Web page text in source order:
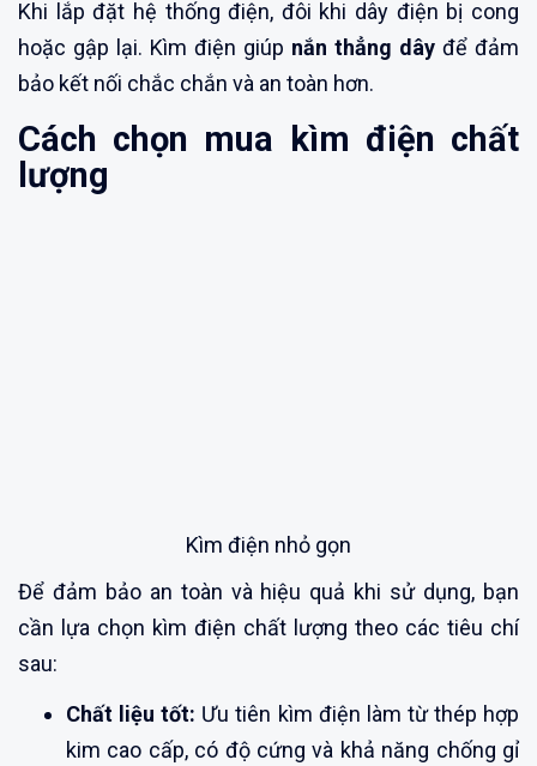
Khi lắp đặt hệ thống điện, đôi khi dây điện bị cong
hoặc gập lại. Kìm điện giúp nắn thẳng dây để đảm
bảo kết nối chắc chắn và an toàn hơn.
Cách chọn mua kìm điện chất
lượng
Kìm điện nhỏ gọn
Để đảm bảo an toàn và hiệu quả khi sử dụng, bạn
cần lựa chọn kìm điện chất lượng theo các tiêu chí
sau:
Chất liệu tốt: Ưu tiên kìm điện làm từ thép hợp
kim cao cấp, có độ cứng và khả năng chống gỉ